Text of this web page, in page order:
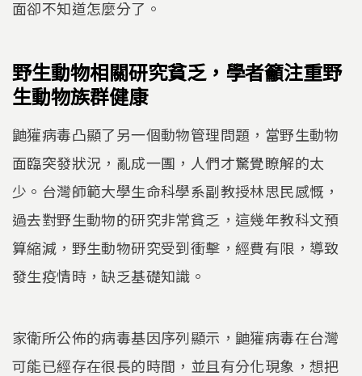
面卻不知道怎麼分了。
野生動物相關研究貧乏，學者籲注重野
生動物族群健康
鼬獾病毒凸顯了另一個動物管理問題，當野生動物
面臨突發狀況，亂成一團，人們才驚覺瞭解的太
少。台灣師範大學生命科學系副教授林思民感慨，
過去對野生動物的研究非常貧乏，這幾年教科文預
算縮減，野生動物研究受到衝擊，經費有限，導致
發生疫情時，缺乏基礎知識。
家衛所公佈的病毒基因序列顯示，鼬獾病毒在台灣
可能已經存在很長的時間，並且有分化現象，想把